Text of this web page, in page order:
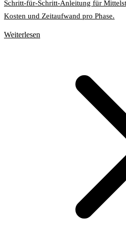
Schritt-für-Schritt-Anleitung für
Kosten und Zeitaufwand pro Phase.
Weiterlesen